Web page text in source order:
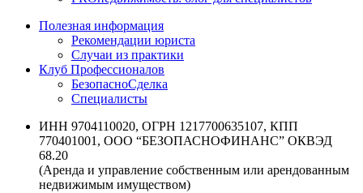
Полезная информация
Рекомендации юриста
Случаи из практики
Клуб Профессионалов
БезопасноСделка
Специалисты
ИНН 9704110020, ОГРН 1217700635107, КПП
770401001, ООО “БЕЗОПАСНОФИНАНС” ОКВЭД
68.20
(Аренда и управление собственным или арендованным
недвижимым имуществом)